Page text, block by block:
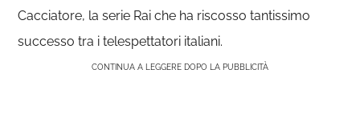
Cacciatore, la serie Rai che ha riscosso tantissimo
successo tra i telespettatori italiani.
CONTINUA A LEGGERE DOPO LA PUBBLICITÀ